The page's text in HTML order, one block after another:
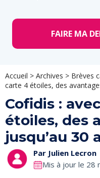
FAIRE MA
Accueil > Archives > Brèves
carte 4 étoiles, des
Cofidis :
étoiles, des
jusqu’au 30
Par Julien Lecron
Mis à jour le 28